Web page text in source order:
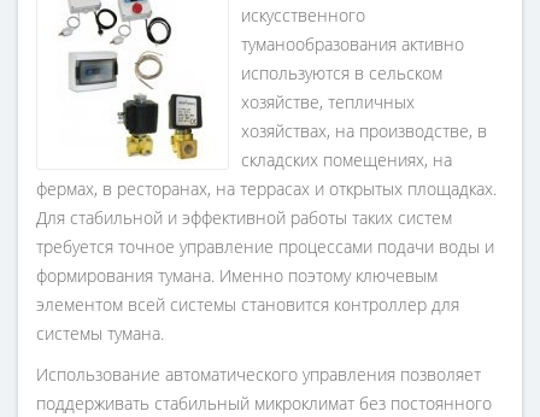
искусственного
туманообразования активно
используются в сельском
хозяйстве, тепличных
хозяйствах, на производстве, в
складских помещениях, на
фермах, в ресторанах, на террасах и открытых площадках.
Для стабильной и эффективной работы таких систем
требуется точное управление процессами подачи воды и
формирования тумана. Именно поэтому ключевым
элементом всей системы становится контроллер для
системы тумана.
Использование автоматического управления позволяет
поддерживать стабильный микроклимат без постоянного